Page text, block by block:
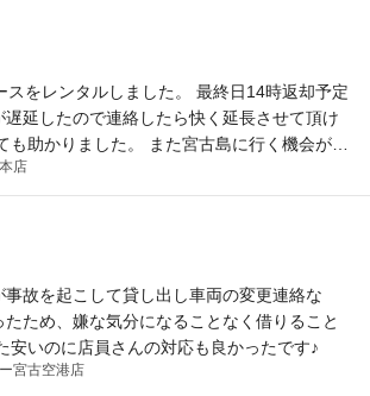
スをレンタルしました。 最終日14時返却予定
遅延したので連絡したら快く延長させて頂け
も助かりました。 また宮古島に行く機会があ
したいと思います！
店
事故を起こして貸し出し車両の変更連絡な
たため、嫌な気分になることなく借りること
安いのに店員さんの対応も良かったです♪
宮古空港店